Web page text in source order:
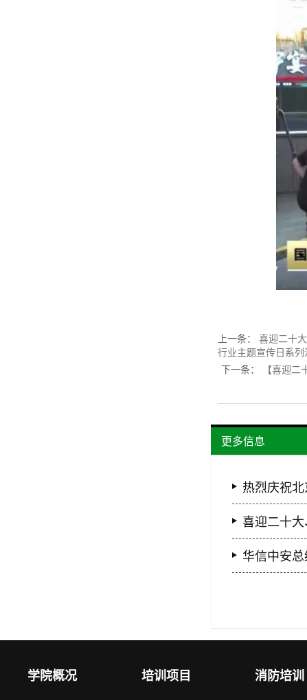
上一条：
喜迎二十
行业主题宣传日系列
下一条：
【喜迎
更多信息
热烈庆祝
喜迎二十
华信中安
学院概况 培训项目 消防培训